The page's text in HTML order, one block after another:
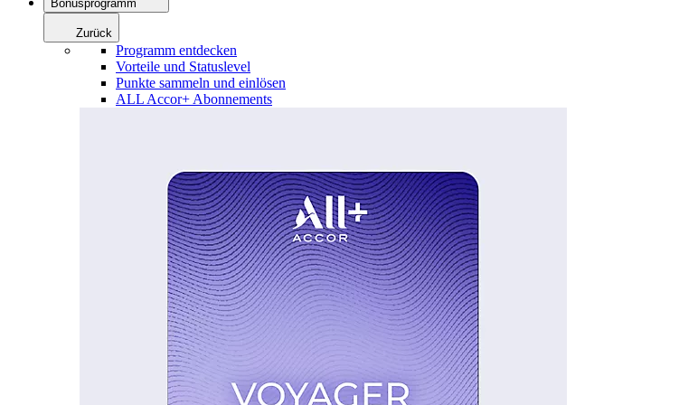
Bonusprogramm
Zurück
Programm entdecken
Vorteile und Statuslevel
Punkte sammeln und einlösen
ALL Accor+ Abonnements